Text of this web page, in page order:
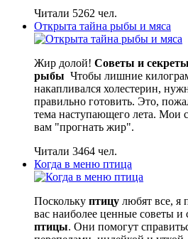
Читали 5262 чел.
Открыта тайна рыбы и мяса
Жир долой! Советы и
рыбы Чтобы лишние
накапливался холестерин,
правильно готовить. Это,
тема наступающего лета. Мои
вам "прогнать жир".
Читали 3464 чел.
Когда в меню птица
Поскольку птицу любят все, я
вас наиболее ценные советы и
птицы. Они помогут